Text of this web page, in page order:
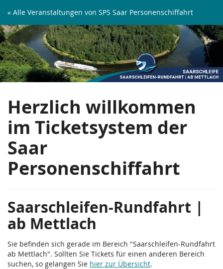
Zum
Inhalt
springen
« Alle Veranstaltungen von SPS Saar Personenschiffahrt
Saarschleifen-
Rundfahrt
|
ab
Mettlach
Herzlich willkommen
im Ticketsystem der
Saar
Personenschiffahrt
Saarschleifen-Rundfahrt |
ab Mettlach
Sie befinden sich gerade im Bereich "Saarschleifen-Rundfahrt
ab Mettlach". Sollten Sie Tickets für einen anderen Bereich
suchen, so gelangen Sie hier zur Übersicht.